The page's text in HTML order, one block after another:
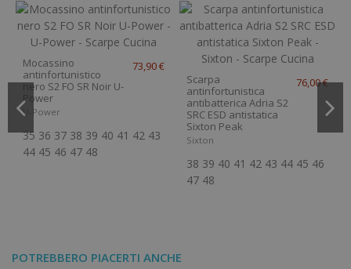
Mocassino
antinfortunistico
nero S2 FO SR Noir U-
Power
U-Power
73,90 €
35 36 37 38 39 40 41 42 43
44 45 46 47 48
Scarpa
antinfortunistica
antibatterica Adria S2
SRC ESD antistatica
Sixton Peak
Sixton
76,00 €
38 39 40 41 42 43 44 45 46
47 48
POTREBBERO PIACERTI ANCHE